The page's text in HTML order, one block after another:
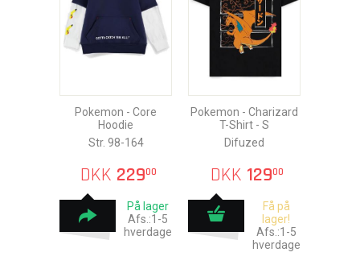
Pokemon - Core
Hoodie
Str. 98-164
DKK 22900
På lager
Afs.:1-5
hverdage
Pokemon - Charizard
T-Shirt - S
Difuzed
DKK 12900
Få på
lager!
Afs.:1-5
hverdage